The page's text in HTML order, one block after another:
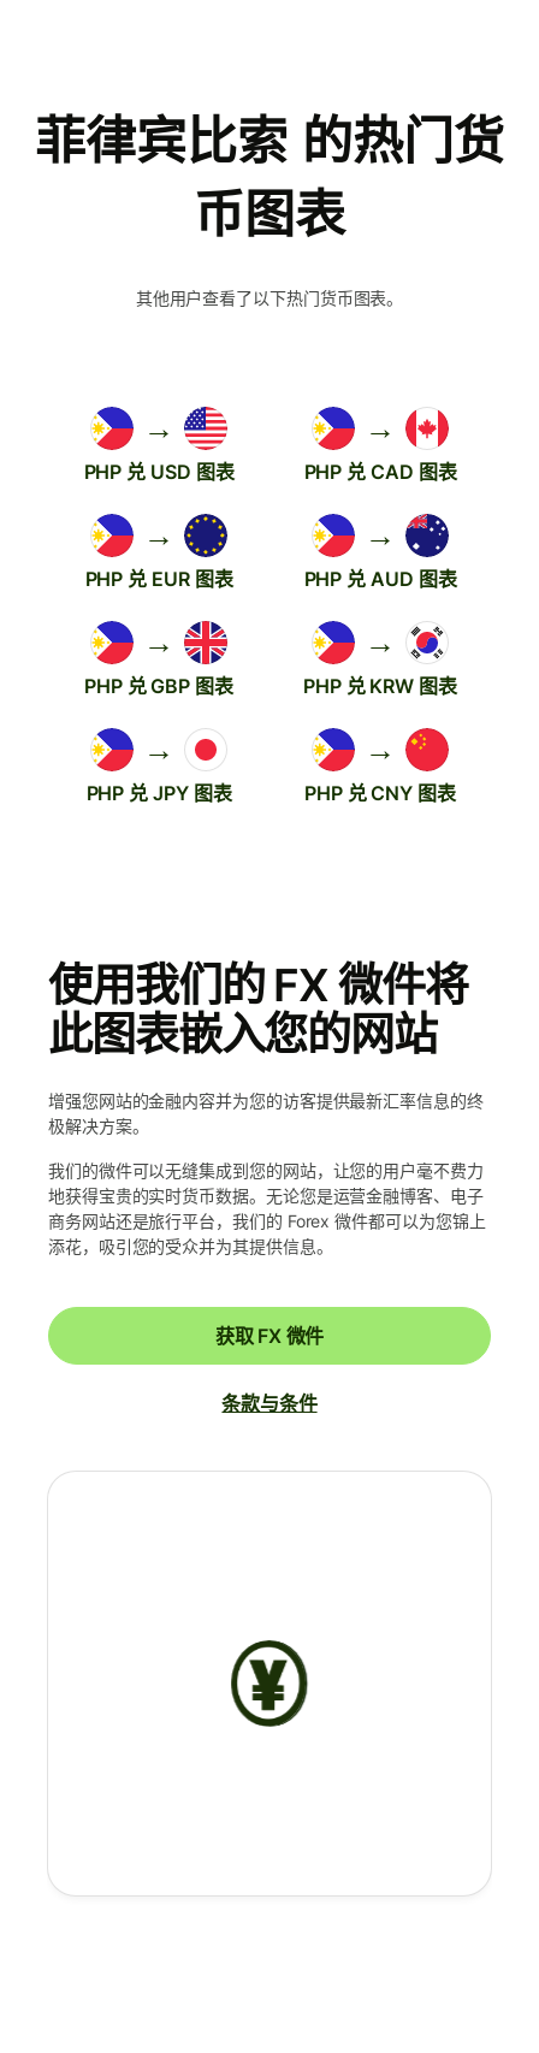
菲律宾比索 的热门货
币图表
其他用户查看了以下热门货币图表。
→
PHP 兑 USD 图表
→
PHP 兑 CAD 图表
→
PHP 兑 EUR 图表
→
PHP 兑 AUD 图表
→
PHP 兑 GBP 图表
→
PHP 兑 KRW 图表
→
PHP 兑 JPY 图表
→
PHP 兑 CNY 图表
使用我们的 FX 微件将
此图表嵌入您的网站
增强您网站的金融内容并为您的访客提供最新汇率信息的终
极解决方案。
我们的微件可以无缝集成到您的网站，让您的用户毫不费力
地获得宝贵的实时货币数据。无论您是运营金融博客、电子
商务网站还是旅行平台，我们的 Forex 微件都可以为您锦上
添花，吸引您的受众并为其提供信息。
获取 FX 微件
条款与条件